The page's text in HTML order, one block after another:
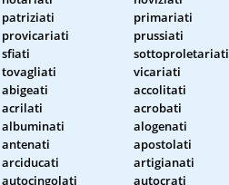
patriziati
primariati
provicariati
prussiati
sfiati
sottoproletariati
tovagliati
vicariati
abigeati
accolitati
acrilati
acrobati
albuminati
alogenati
antenati
apostolati
arciducati
artigianati
autocingolati
autocrati